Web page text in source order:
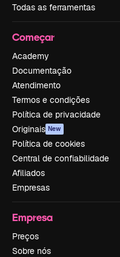
Todas as ferramentas
Começar
Academy
Documentação
Atendimento
Termos e condições
Política de privacidade
Originais New
Política de cookies
Central de confiabilidade
Afiliados
Empresas
Empresa
Preços
Sobre nós